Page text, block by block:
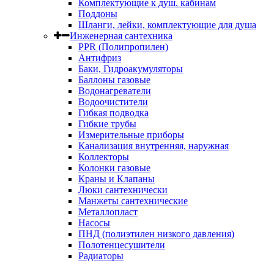
Комплектующие к душ. кабинам
Поддоны
Шланги, лейки, комплектующие для душа
Инженерная сантехника
PPR (Полипропилен)
Антифриз
Баки, Гидроакумуляторы
Баллоны газовые
Водонагреватели
Водоочистители
Гибкая подводка
Гибкие трубы
Измерительные приборы
Канализация внутренняя, наружная
Коллекторы
Колонки газовые
Краны и Клапаны
Люки сантехнически
Манжеты сантехнические
Металлопласт
Насосы
ПНД (полиэтилен низкого давления)
Полотенцесушители
Радиаторы